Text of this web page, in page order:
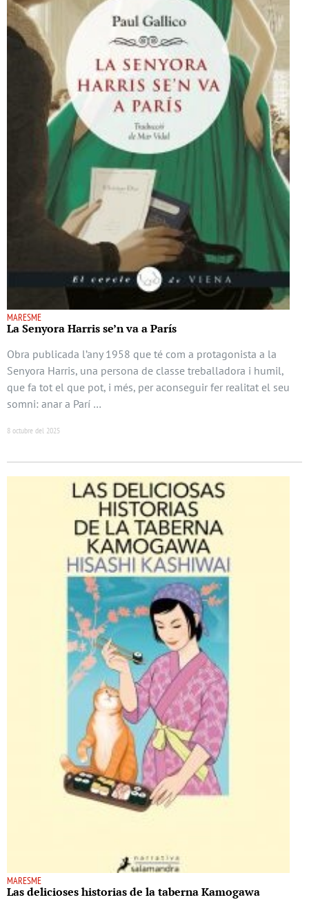
MARESME
La Senyora Harris se’n va a París
Obra publicada l’any 1958 que té com a protagonista a la
Senyora Harris, una persona de classe treballadora i humil,
que fa tot el que pot, i més, per aconseguir fer realitat el seu
somni: anar a Parí …
8 octubre del 2025
MARESME
Las delicioses historias de la taberna Kamogawa